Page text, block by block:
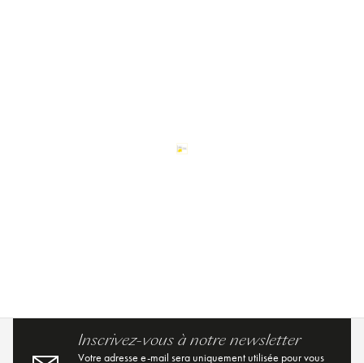
Inscrivez-vous à notre newsletter
Votre adresse e-mail sera uniquement utilisée pour vous